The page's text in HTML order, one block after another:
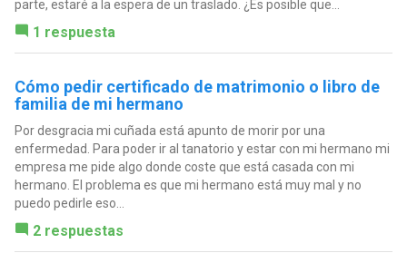
parte, estaré a la espera de un traslado. ¿Es posible que...
1 respuesta
Cómo pedir certificado de matrimonio o libro de
familia de mi hermano
Por desgracia mi cuñada está apunto de morir por una
enfermedad. Para poder ir al tanatorio y estar con mi hermano mi
empresa me pide algo donde coste que está casada con mi
hermano. El problema es que mi hermano está muy mal y no
puedo pedirle eso...
2 respuestas